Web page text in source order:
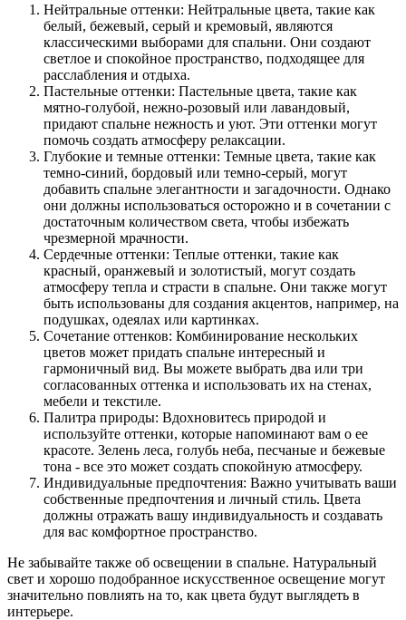
Нейтральные оттенки: Нейтральные цвета, такие как
белый, бежевый, серый и кремовый, являются
классическими выборами для спальни. Они создают
светлое и спокойное пространство, подходящее для
расслабления и отдыха.
Пастельные оттенки: Пастельные цвета, такие как
мятно-голубой, нежно-розовый или лавандовый,
придают спальне нежность и уют. Эти оттенки могут
помочь создать атмосферу релаксации.
Глубокие и темные оттенки: Темные цвета, такие как
темно-синий, бордовый или темно-серый, могут
добавить спальне элегантности и загадочности. Однако
они должны использоваться осторожно и в сочетании с
достаточным количеством света, чтобы избежать
чрезмерной мрачности.
Сердечные оттенки: Теплые оттенки, такие как
красный, оранжевый и золотистый, могут создать
атмосферу тепла и страсти в спальне. Они также могут
быть использованы для создания акцентов, например, на
подушках, одеялах или картинках.
Сочетание оттенков: Комбинирование нескольких
цветов может придать спальне интересный и
гармоничный вид. Вы можете выбрать два или три
согласованных оттенка и использовать их на стенах,
мебели и текстиле.
Палитра природы: Вдохновитесь природой и
используйте оттенки, которые напоминают вам о ее
красоте. Зелень леса, голубь неба, песчаные и бежевые
тона - все это может создать спокойную атмосферу.
Индивидуальные предпочтения: Важно учитывать ваши
собственные предпочтения и личный стиль. Цвета
должны отражать вашу индивидуальность и создавать
для вас комфортное пространство.
Не забывайте также об освещении в спальне. Натуральный
свет и хорошо подобранное искусственное освещение могут
значительно повлиять на то, как цвета будут выглядеть в
интерьере.